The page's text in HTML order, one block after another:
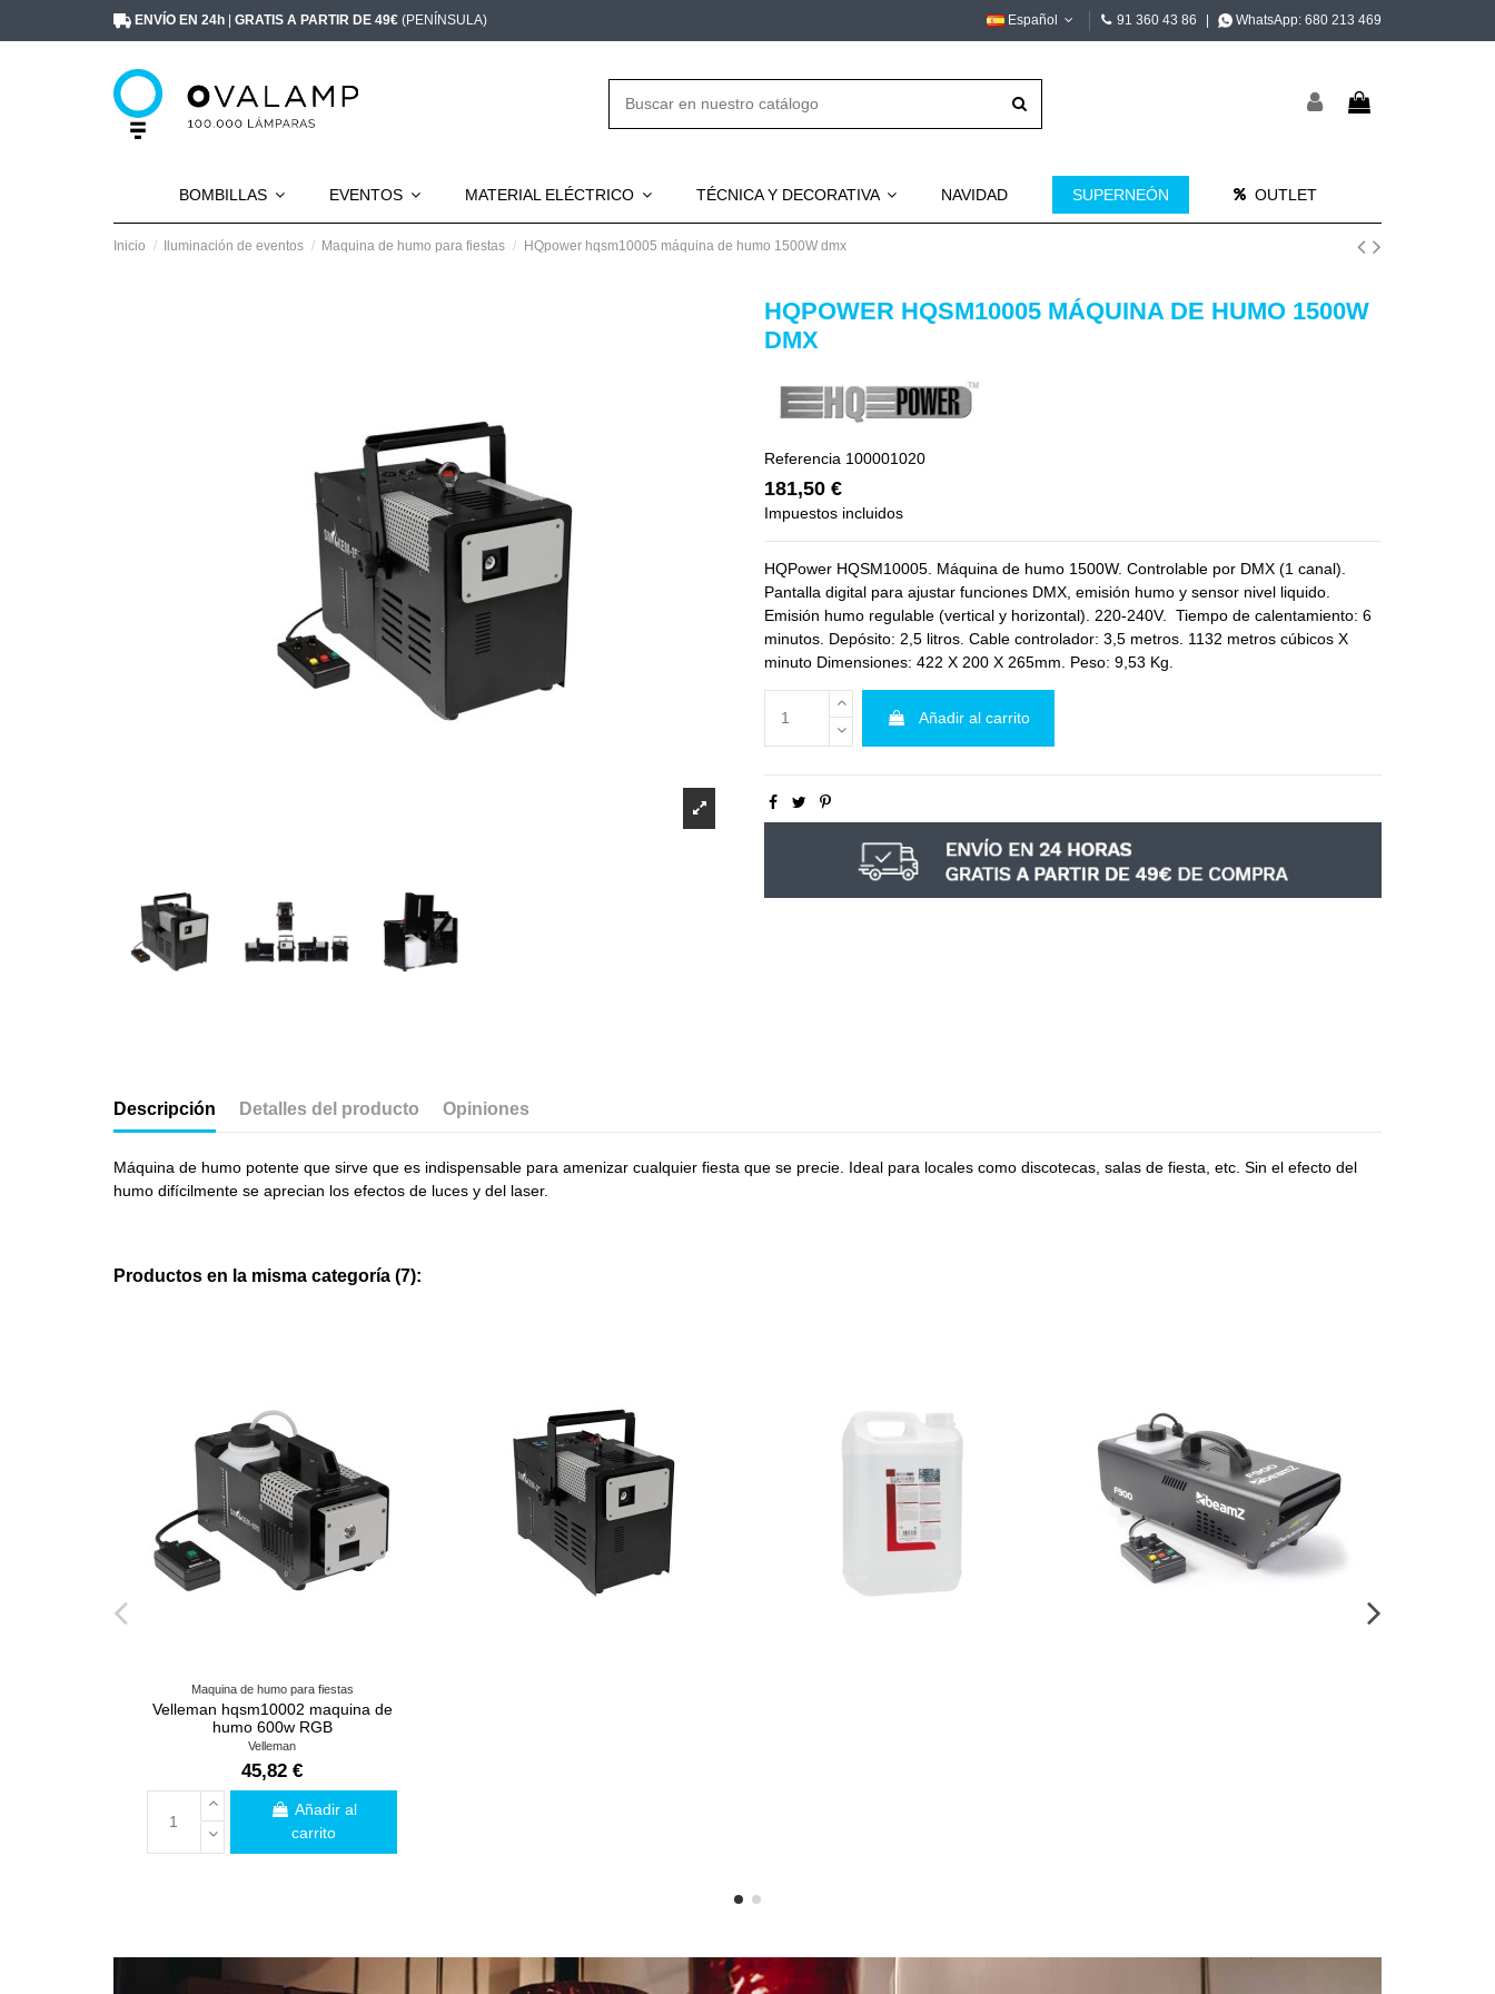
ENVÍO EN 24h GRATIS A PARTIR DE 49€ (PENÍNSULA) Español 91 360 43 86 WhatsApp: 680 213 469
BOMBILLAS EVENTOS MATERIAL ELÉCTRICO TÉCNICA Y DECORATIVA NAVIDAD SUPERNEÓN OUTLET
Inicio Iluminación de eventos Maquina de humo para fiestas HQpower hqsm10005 máquina de humo 1500W dmx
HQPOWER HQSM10005 MÁQUINA DE HUMO 1500W
DMX
Referencia 100001020
181,50 €
Impuestos incluidos
HQPower HQSM10005. Máquina de humo 1500W. Controlable por DMX (1 canal).
Pantalla digital para ajustar funciones DMX, emisión humo y sensor nivel liquido.
Emisión humo regulable (vertical y horizontal). 220-240V. Tiempo de calentamiento: 6
minutos. Depósito: 2,5 litros. Cable controlador: 3,5 metros. 1132 metros cúbicos X
minuto Dimensiones: 422 X 200 X 265mm. Peso: 9,53 Kg.
Añadir al carrito
Descripción Detalles del producto Opiniones
Máquina de humo potente que sirve que es indispensable para amenizar cualquier fiesta que se precie. Ideal para locales como discotecas, salas de fiesta, etc. Sin el efecto del
humo difícilmente se aprecian los efectos de luces y del laser.
Productos en la misma categoría (7):
Maquina de humo para fiestas
Velleman hqsm10002 maquina de
humo 600w RGB
Velleman
45,82 €
Añadir al
carrito